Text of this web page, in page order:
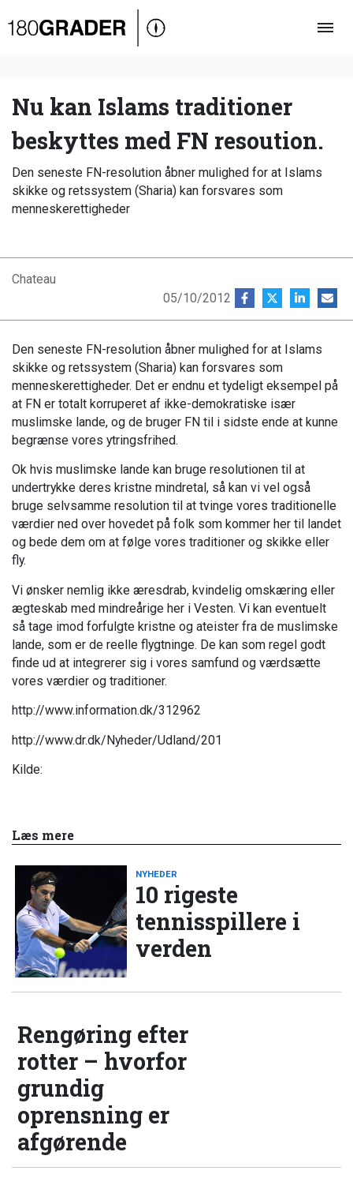
Oversigt
Debat
Video
Podcast
Nu kan Islams traditioner
beskyttes med FN resoution.
Den seneste FN-resolution åbner mulighed for at Islams
skikke og retssystem (Sharia) kan forsvares som
menneskerettigheder
Chateau
05/10/2012
Den seneste FN-resolution åbner mulighed for at Islams
skikke og retssystem (Sharia) kan forsvares som
menneskerettigheder. Det er endnu et tydeligt eksempel på
at FN er totalt korruperet af ikke-demokratiske især
muslimske lande, og de bruger FN til i sidste ende at kunne
begrænse vores ytringsfrihed.
Ok hvis muslimske lande kan bruge resolutionen til at
undertrykke deres kristne mindretal, så kan vi vel også
bruge selvsamme resolution til at tvinge vores traditionelle
værdier ned over hovedet på folk som kommer her til landet
og bede dem om at følge vores traditioner og skikke eller
fly.
Vi ønsker nemlig ikke æresdrab, kvindelig omskæring eller
ægteskab med mindreårige her i Vesten. Vi kan eventuelt
så tage imod forfulgte kristne og ateister fra de muslimske
lande, som er de reelle flygtninge. De kan som regel godt
finde ud at integrerer sig i vores samfund og værdsætte
vores værdier og traditioner.
http://www.information.dk/312962
http://www.dr.dk/Nyheder/Udland/201
Kilde:
Læs mere
NYHEDER
10 rigeste
tennisspillere i
verden
Rengøring efter
rotter – hvorfor
grundig
oprensning er
afgørende